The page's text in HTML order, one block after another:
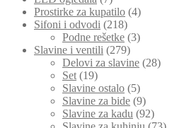
Prostirke za kupatilo (4)
Sifoni i odvodi (218)
Podne rešetke (3)
Slavine i ventili (279)
Delovi za slavine (28)
Set (19)
Slavine ostalo (5)
Slavine za bide (9)
Slavine za kadu (92)